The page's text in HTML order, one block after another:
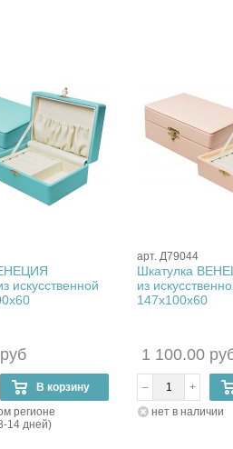
искусственной
В корзину
регионе
14 дней)
арт. Д79044
Шкатулка
из
147x100x60
1 100.00
– +
нет в наличии